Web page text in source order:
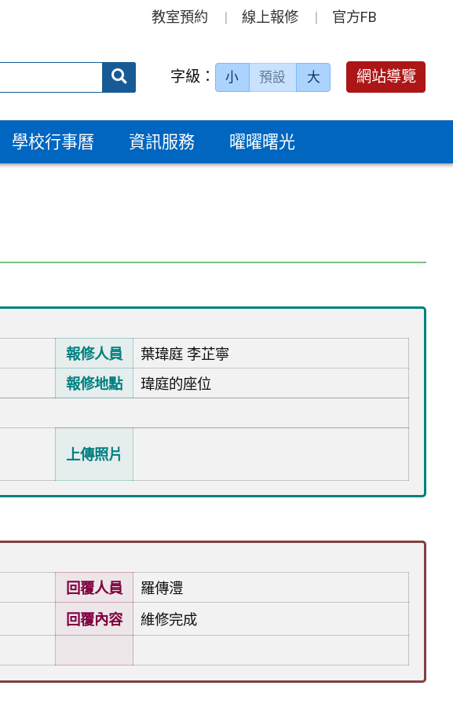
教室預約 線上報修 官方FB
送出 字級： 小 預設 大 網站導覽
學校行事曆 資訊服務 曜曜曙光
報修人員
葉瑋庭 李芷寧
報修地點
瑋庭的座位
上傳照片
回覆人員
羅傳澧
回覆內容
維修完成